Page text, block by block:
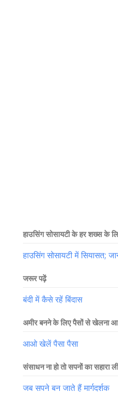
हाउसिंग सोसायटी के हर शख्स के
हाउसिंग सोसायटी में सियासत;
जरूर पढ़ें
बंदी में कैसे रहें बिंदास
अमीर बनने के लिए पैसों से खेलना
आओ खेलें पैसा पैसा
संसाधन ना हो तो सपनों का सहारा
जब सपने बन जाते हैं मार्गदर्शक